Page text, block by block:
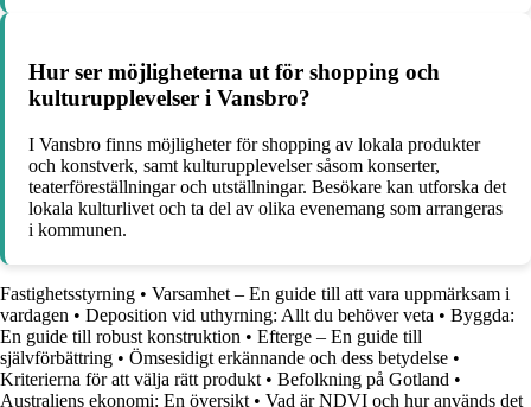
Hur ser möjligheterna ut för shopping och
kulturupplevelser i Vansbro?
I Vansbro finns möjligheter för shopping av lokala produkter
och konstverk, samt kulturupplevelser såsom konserter,
teaterföreställningar och utställningar. Besökare kan utforska det
lokala kulturlivet och ta del av olika evenemang som arrangeras
i kommunen.
Fastighetsstyrning • Varsamhet – En guide till att vara uppmärksam i
vardagen • Deposition vid uthyrning: Allt du behöver veta • Byggda:
En guide till robust konstruktion • Efterge – En guide till
självförbättring • Ömsesidigt erkännande och dess betydelse •
Kriterierna för att välja rätt produkt • Befolkning på Gotland •
Australiens ekonomi: En översikt • Vad är NDVI och hur används det